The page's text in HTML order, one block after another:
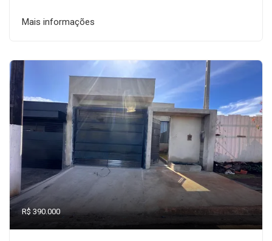
Mais informações
R$ 390.000